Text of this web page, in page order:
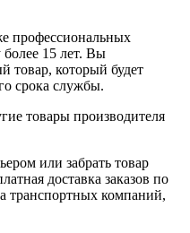
профессиональных
15 лет. Вы
товар, который будет
срока службы.
товары производителя
или забрать товар
доставка заказов по
транспортных компаний,